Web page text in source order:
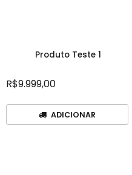
Produto Teste 1
R$9.999,00
ADICIONAR